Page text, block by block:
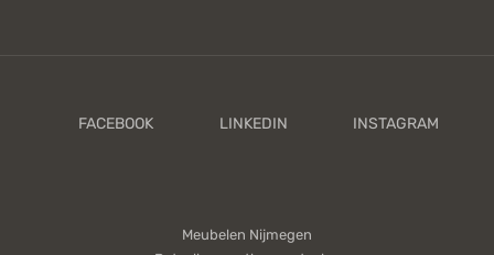
Meubelen Nijmegen